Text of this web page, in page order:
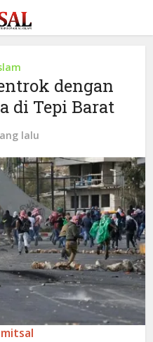
dengan
di Tepi Barat
lalu